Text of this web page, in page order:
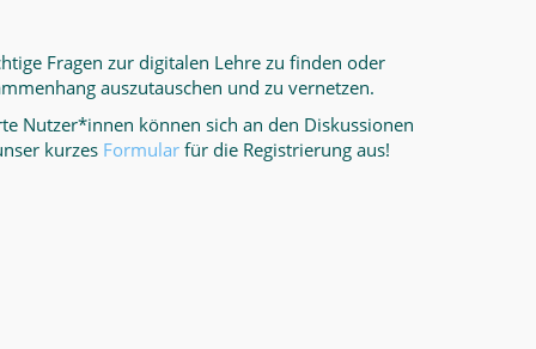
Fragen zur digitalen Lehre zu finden oder
auszutauschen und zu vernetzen.
Nutzer*innen können sich an den Diskussionen
kurzes Formular für die Registrierung aus!